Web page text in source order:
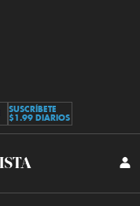
SUSCRÍBETE
$1.99 DIARIOS